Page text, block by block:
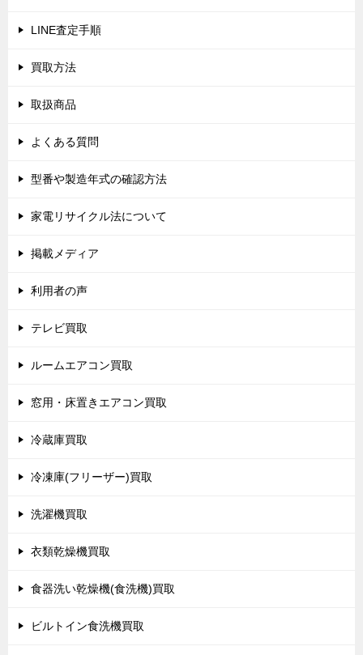
LINE査定手順
買取方法
取扱商品
よくある質問
型番や製造年式の確認方法
家電リサイクル法について
掲載メディア
利用者の声
テレビ買取
ルームエアコン買取
窓用・床置きエアコン買取
冷蔵庫買取
冷凍庫(フリーザー)買取
洗濯機買取
衣類乾燥機買取
食器洗い乾燥機(食洗機)買取
ビルトイン食洗機買取